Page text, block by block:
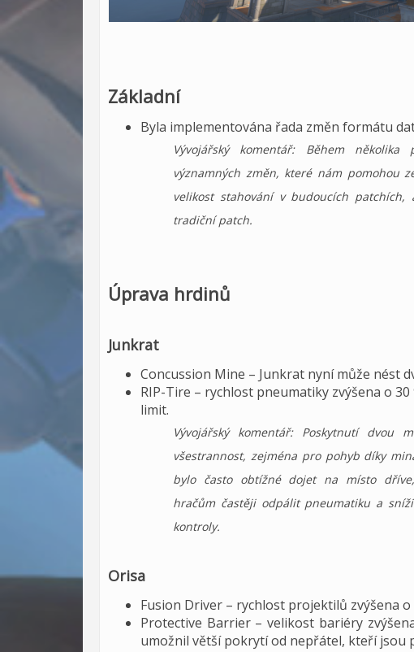
Základní
Byla implementována řada změn formátu
Vývojářský komentář: Během
významných změn, které nám pomohou
velikost stahování v budoucích
tradiční patch.
Úprava hrdinů
Junkrat
Concussion Mine – Junkrat nyní může nést
RIP-Tire – rychlost pneumatiky zvýšena o
limit.
Vývojářský komentář: Poskytnutí dvou
všestrannost, zejména pro pohyb díky
bylo často obtížné dojet na místo
hračům častěji odpálit pneumatiku a
kontroly.
Orisa
Fusion Driver – rychlost projektilů zvýšena o
Protective Barrier – velikost bariéry
umožnil větší pokrytí od nepřátel, kteří jsou